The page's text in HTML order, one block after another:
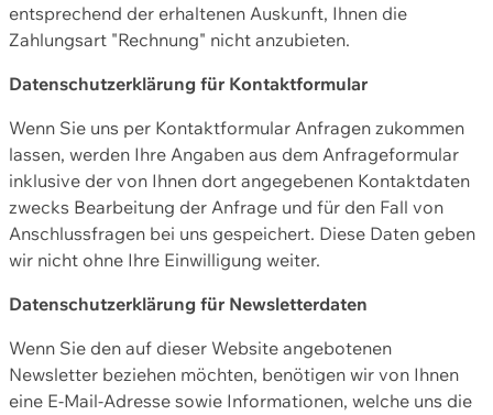
entsprechend der erhaltenen Auskunft, Ihnen die
Zahlungsart "Rechnung" nicht anzubieten.
Datenschutzerklärung für Kontaktformular
Wenn Sie uns per Kontaktformular Anfragen zukommen
lassen, werden Ihre Angaben aus dem Anfrageformular
inklusive der von Ihnen dort angegebenen Kontaktdaten
zwecks Bearbeitung der Anfrage und für den Fall von
Anschlussfragen bei uns gespeichert. Diese Daten geben
wir nicht ohne Ihre Einwilligung weiter.
Datenschutzerklärung für Newsletterdaten
Wenn Sie den auf dieser Website angebotenen
Newsletter beziehen möchten, benötigen wir von Ihnen
eine E-Mail-Adresse sowie Informationen, welche uns die